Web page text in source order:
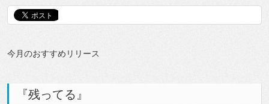
今月のおすすめリリース
『残ってる』